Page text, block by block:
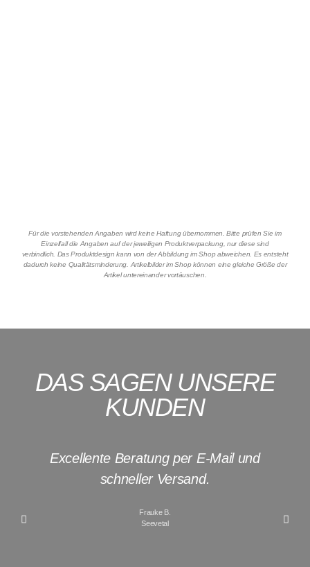
Für die vorstehenden Angaben wird keine Haftung übernommen. Bitte prüfen Sie im
Einzelfall die Angaben auf der jeweiligen Produktverpackung, nur diese sind
verbindlich. Das Produktdesign kann von der Abbildung im Shop abweichen. Es entsteht
dadurch keine Qualitätsminderung. Artikelbilder im Shop können eine gleiche Größe der
Artikel untereinander vortäuschen.
DAS SAGEN UNSERE
KUNDEN
Excellente Beratung per E-Mail und
schneller Versand.
Frauke B.
Seevetal